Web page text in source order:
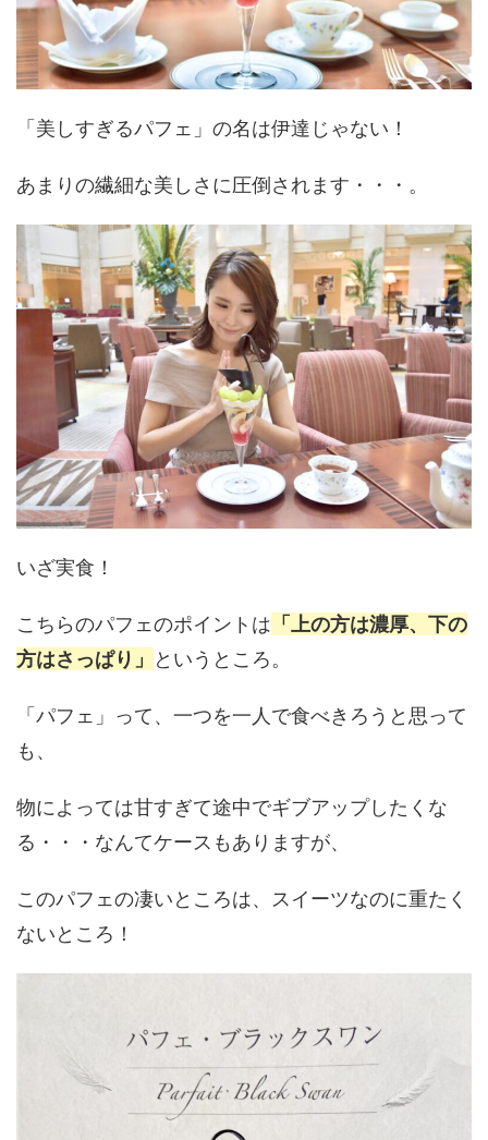
「美しすぎるパフェ」の名は伊達じゃない！
あまりの繊細な美しさに圧倒されます・・・。
いざ実食！
こちらのパフェのポイントは 「上の方は濃厚、下の
方はさっぱり」
というところ。
「パフェ」って、一つを一人で食べきろうと思って
も、
物によっては甘すぎて途中でギブアップしたくな
る・・・なんてケースもありますが、
このパフェの凄いところは、スイーツなのに重たく
ないところ！